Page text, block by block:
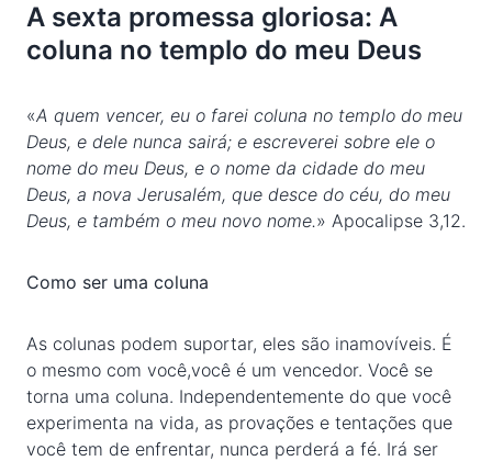
A sexta promessa gloriosa: A
coluna no templo do meu Deus
«A quem vencer, eu o farei coluna no templo do meu
Deus, e dele nunca sairá; e escreverei sobre ele o
nome do meu Deus, e o nome da cidade do meu
Deus, a nova Jerusalém, que desce do céu, do meu
Deus, e também o meu novo nome.» Apocalipse 3,12.
Como ser uma coluna
As colunas podem suportar, eles são inamovíveis. É
o mesmo com você,você é um vencedor. Você se
torna uma coluna. Independentemente do que você
experimenta na vida, as provações e tentações que
você tem de enfrentar, nunca perderá a fé. Irá ser